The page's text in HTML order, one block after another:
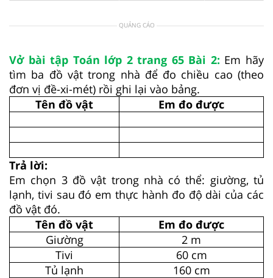
QUẢNG CÁO
Vở bài tập Toán lớp 2 trang 65 Bài 2: Em hãy
tìm ba đồ vật trong nhà để đo chiều cao (theo
đơn vị đề-xi-mét) rồi ghi lại vào bảng.
Tên đồ vật
Em đo được
Trả lời:
Em chọn 3 đồ vật trong nhà có thể: giường, tủ
lạnh, tivi sau đó em thực hành đo độ dài của các
đồ vật đó.
Tên đồ vật
Em đo được
Giường
2 m
Tivi
60 cm
Tủ lạnh
160 cm